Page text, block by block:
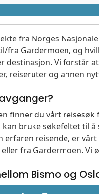
fra Norges
fra Gardermoen, og
destinasjon. Vi forstår
reiseruter og annen
finner du vårt
kan bruke søkefeltet til
erfaren reisende, er
fra Gardermoen. Vi
Bismo og